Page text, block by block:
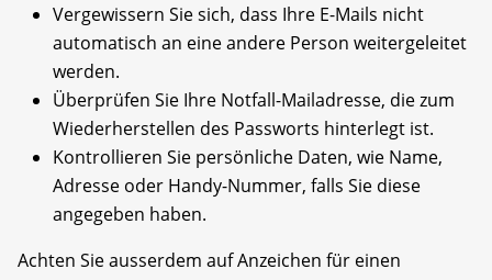
Vergewissern Sie sich, dass Ihre E-Mails nicht
automatisch an eine andere Person weitergeleitet
werden.
Überprüfen Sie Ihre Notfall-Mailadresse, die zum
Wiederherstellen des Passworts hinterlegt ist.
Kontrollieren Sie persönliche Daten, wie Name,
Adresse oder Handy-Nummer, falls Sie diese
angegeben haben.
Achten Sie ausserdem auf Anzeichen für einen